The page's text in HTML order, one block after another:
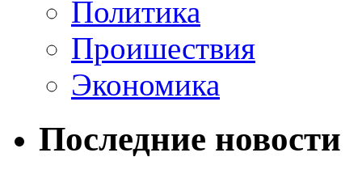
Политика
Проишествия
Экономика
Последние новости